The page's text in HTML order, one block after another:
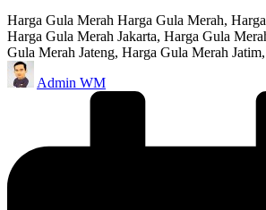
Harga Gula Merah Harga Gula Merah,
Harga Gula Merah Jakarta, Harga Gula
Gula Merah Jateng, Harga Gula Merah
Posted
by
Admin WM